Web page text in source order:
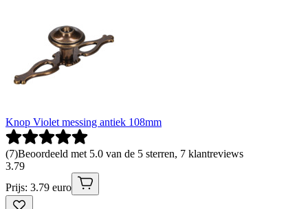
Knop Violet messing antiek 108mm
(7)Beoordeeld met 5.0 van de 5 sterren, 7 klantreviews
3.79
Prijs: 3.79 euro